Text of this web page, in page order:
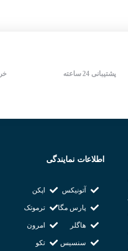
پشتیبانی 24 ساعته
اطلاعات نمایندگی
آتونیکس
پارس مگا
هاگلر
سنسیس
اپکن
ترموتک
امرون
تکو